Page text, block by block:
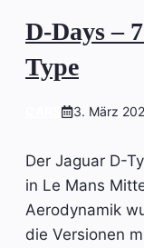
D-Days –
Type
3. März
Der Jaguar D-
in Le Mans
Aerodynamik
die Versionen